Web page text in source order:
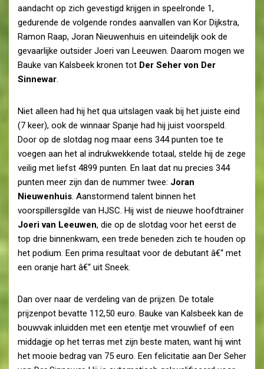
aandacht op zich gevestigd krijgen in speelronde 1,
gedurende de volgende rondes aanvallen van Kor Dijkstra,
Ramon Raap, Joran Nieuwenhuis en uiteindelijk ook de
gevaarlijke outsider Joeri van Leeuwen. Daarom mogen we
Bauke van Kalsbeek kronen tot Der Seher von Der
Sinnewar.
Niet alleen had hij het qua uitslagen vaak bij het juiste eind
(7 keer), ook de winnaar Spanje had hij juist voorspeld.
Door op de slotdag nog maar eens 344 punten toe te
voegen aan het al indrukwekkende totaal, stelde hij de zege
veilig met liefst 4899 punten. En laat dat nu precies 344
punten meer zijn dan de nummer twee: Joran
Nieuwenhuis. Aanstormend talent binnen het
voorspillersgilde van HJSC. Hij wist de nieuwe hoofdtrainer
Joeri van Leeuwen, die op de slotdag voor het eerst de
top drie binnenkwam, een trede beneden zich te houden op
het podium. Een prima resultaat voor de debutant â€“ met
een oranje hart â€“ uit Sneek.
Dan over naar de verdeling van de prijzen. De totale
prijzenpot bevatte 112,50 euro. Bauke van Kalsbeek kan de
bouwvak inluidden met een etentje met vrouwlief of een
middagje op het terras met zijn beste maten, want hij wint
het mooie bedrag van 75 euro. Een felicitatie aan Der Seher